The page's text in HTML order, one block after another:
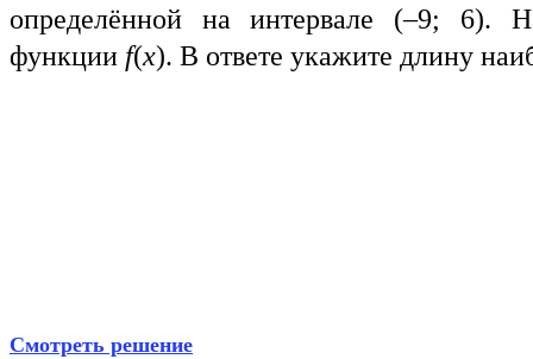
определённой на интервале (–9; 6).
функции f(x). В ответе укажите длину
Смотреть решение